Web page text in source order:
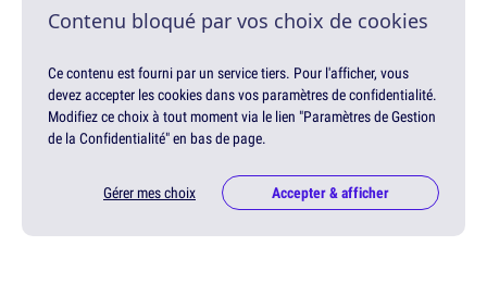
Contenu bloqué par vos choix de cookies
Ce contenu est fourni par un service tiers. Pour l'afficher, vous
devez accepter les cookies dans vos paramètres de confidentialité.
Modifiez ce choix à tout moment via le lien "Paramètres de Gestion
de la Confidentialité" en bas de page.
Gérer mes choix Accepter & afficher